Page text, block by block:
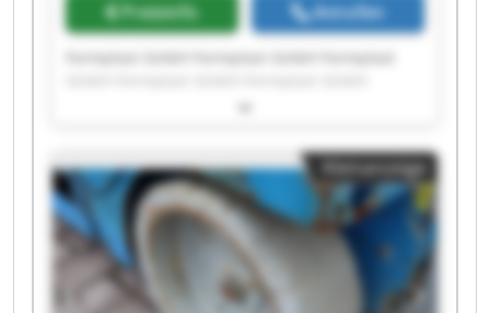
Preisinfo Anrufen
Formplast GmbH Formplast GmbH Formplast
Formplast GmbH Formplast GmbH Formplast
GmbH Formplast GmbH Formplast GmbH
Formplast GmbH Formplast GmbH Formplast
GmbH Formplast GmbH Formplast GmbH
Kleinanzeige